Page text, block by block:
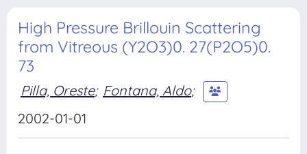
High Pressure Brillouin Scattering
from Vitreous (Y2O3)0. 27(P2O5)0.
73
Pilla, Oreste; Fontana, Aldo;
2002-01-01